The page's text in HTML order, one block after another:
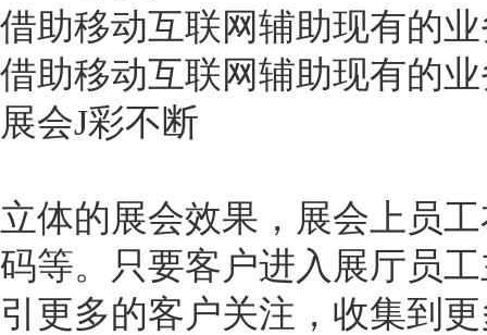
借助移动互联网辅助现有的
借助移动互联网辅助现有的
展会J彩不断
立体的展会效果，展会上员
码等。只要客户进入展厅员
引更多的客户关注，收集到